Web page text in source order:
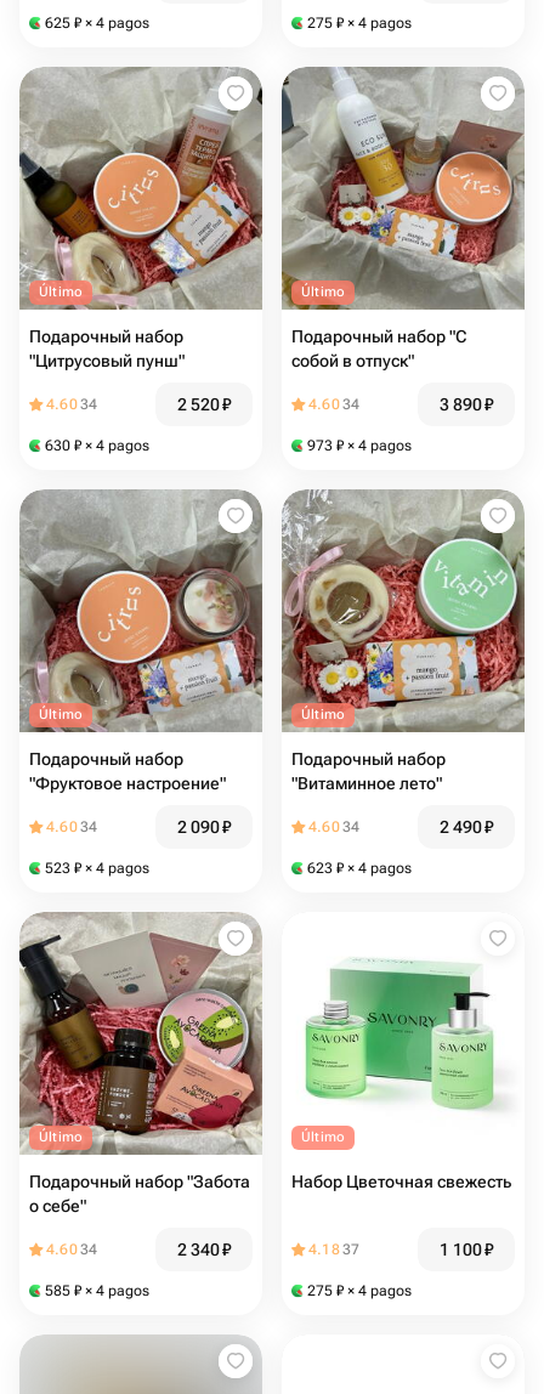
625 ₽ × 4 pagos 275 ₽ × 4 pagos
Último
Подарочный набор
"Цитрусовый пунш"
4.6034 2 520₽
630 ₽ × 4 pagos
Último
Подарочный набор "С
собой в отпуск"
4.6034 3 890₽
973 ₽ × 4 pagos
Último
Подарочный набор
"Фруктовое настроение"
4.6034 2 090₽
523 ₽ × 4 pagos
Último
Подарочный набор
"Витаминное лето"
4.6034 2 490₽
623 ₽ × 4 pagos
Último
Подарочный набор "Забота
о себе"
4.6034 2 340₽
585 ₽ × 4 pagos
Último
Набор Цветочная свежесть
4.1837 1 100₽
275 ₽ × 4 pagos